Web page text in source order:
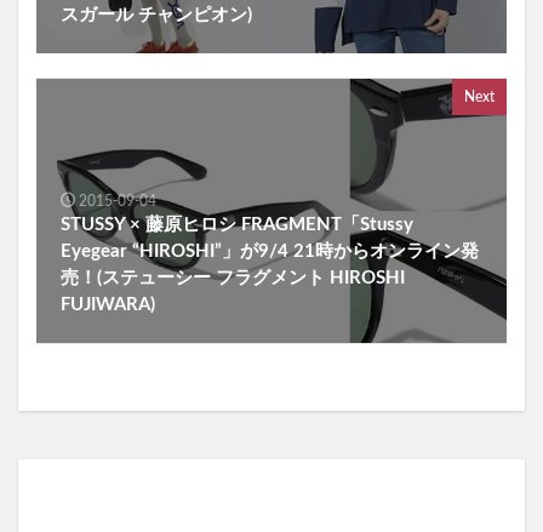
スガール チャンピオン)
Next
2015-09-04
STUSSY × 藤原ヒロシ FRAGMENT「Stussy
Eyegear “HIROSHI”」が9/4 21時からオンライン発
売！(ステューシー フラグメント HIROSHI
FUJIWARA)